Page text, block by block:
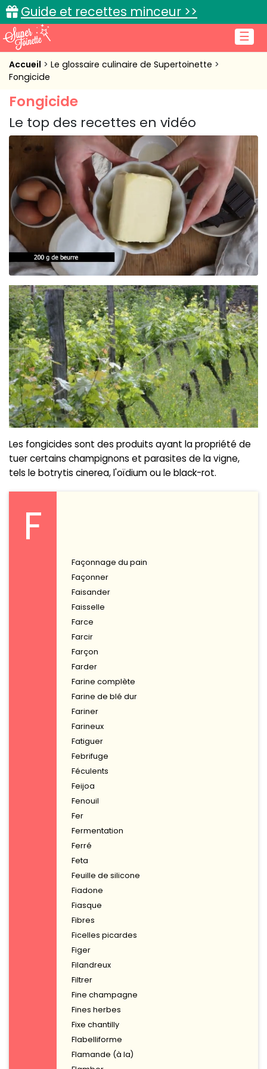
☰
Guide et recettes minceur >>
Accueil
Cuisine pratique
L'actu cuisine
Connexion
Accueil
Le glossaire culinaire de Supertoinette
Fongicide
Fongicide
Le top des recettes en vidéo
Les fongicides sont des produits ayant la propriété de
tuer certains champignons et parasites de la vigne,
tels le botrytis cinerea, l'oïdium ou le black-rot.
F
Façonnage du pain
Façonner
Faisander
Faisselle
Farce
Farcir
Farçon
Farder
Farine complète
Farine de blé dur
Fariner
Farineux
Fatiguer
Febrifuge
Féculents
Feijoa
Fenouil
Fer
Fermentation
Ferré
Feta
Feuille de silicone
Fiadone
Fiasque
Fibres
Ficelles picardes
Figer
Filandreux
Filtrer
Fine champagne
Fines herbes
Fixe chantilly
Flabelliforme
Flamande (à la)